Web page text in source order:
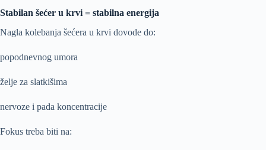
Stabilan šećer u krvi = stabilna energija
Nagla kolebanja šećera u krvi dovode do:
popodnevnog umora
želje za slatkišima
nervoze i pada koncentracije
Fokus treba biti na: